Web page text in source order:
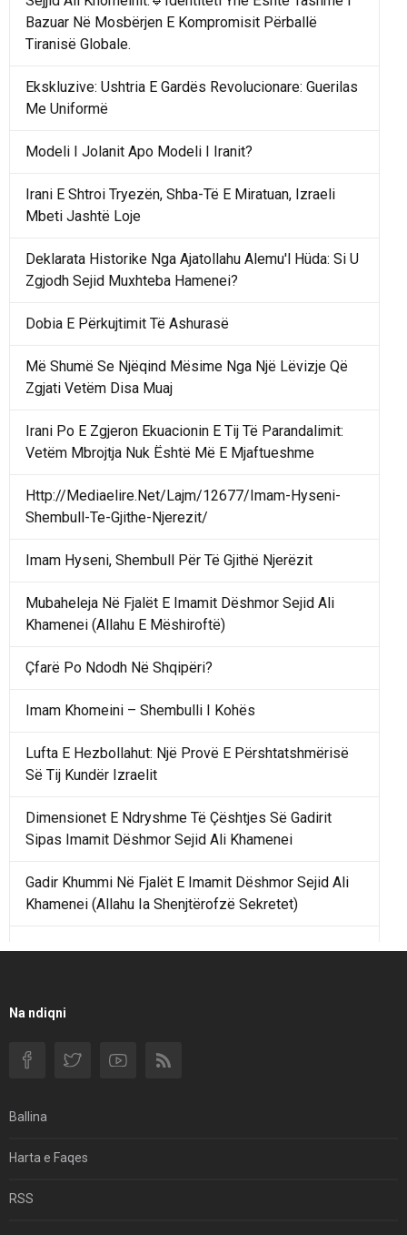
Bazuar Në Mosbërjen E Kompromisit Përballë
Tiranisë Globale.
Ekskluzive: Ushtria E Gardës Revolucionare: Guerilas
Me Uniformë
Modeli I Jolanit Apo Modeli I Iranit?
Irani E Shtroi Tryezën, Shba-Të E Miratuan, Izraeli
Mbeti Jashtë Loje
Deklarata Historike Nga Ajatollahu Alemu'l Hüda: Si U
Zgjodh Sejid Muxhteba Hamenei?
Dobia E Përkujtimit Të Ashurasë
Më Shumë Se Njëqind Mësime Nga Një Lëvizje Që
Zgjati Vetëm Disa Muaj
Irani Po E Zgjeron Ekuacionin E Tij Të Parandalimit:
Vetëm Mbrojtja Nuk Është Më E Mjaftueshme
Http://Mediaelire.Net/Lajm/12677/Imam-Hyseni-
Shembull-Te-Gjithe-Njerezit/
Imam Hyseni, Shembull Për Të Gjithë Njerëzit
Mubaheleja Në Fjalët E Imamit Dëshmor Sejid Ali
Khamenei (Allahu E Mëshiroftë)
Çfarë Po Ndodh Në Shqipëri?
Imam Khomeini – Shembulli I Kohës
Lufta E Hezbollahut: Një Provë E Përshtatshmërisë
Së Tij Kundër Izraelit
Dimensionet E Ndryshme Të Çështjes Së Gadirit
Sipas Imamit Dëshmor Sejid Ali Khamenei
Gadir Khummi Në Fjalët E Imamit Dëshmor Sejid Ali
Khamenei (Allahu Ia Shenjtërofzë Sekretet)
Një Rend Rajonal I Udhëhequr Nga Irani Kundrejt Një
Filmi I Shkurtër Iranian “Pasta Alfredo” Ka Udhëtuar
Na ndiqni
Ballina
Harta e Faqes
RSS